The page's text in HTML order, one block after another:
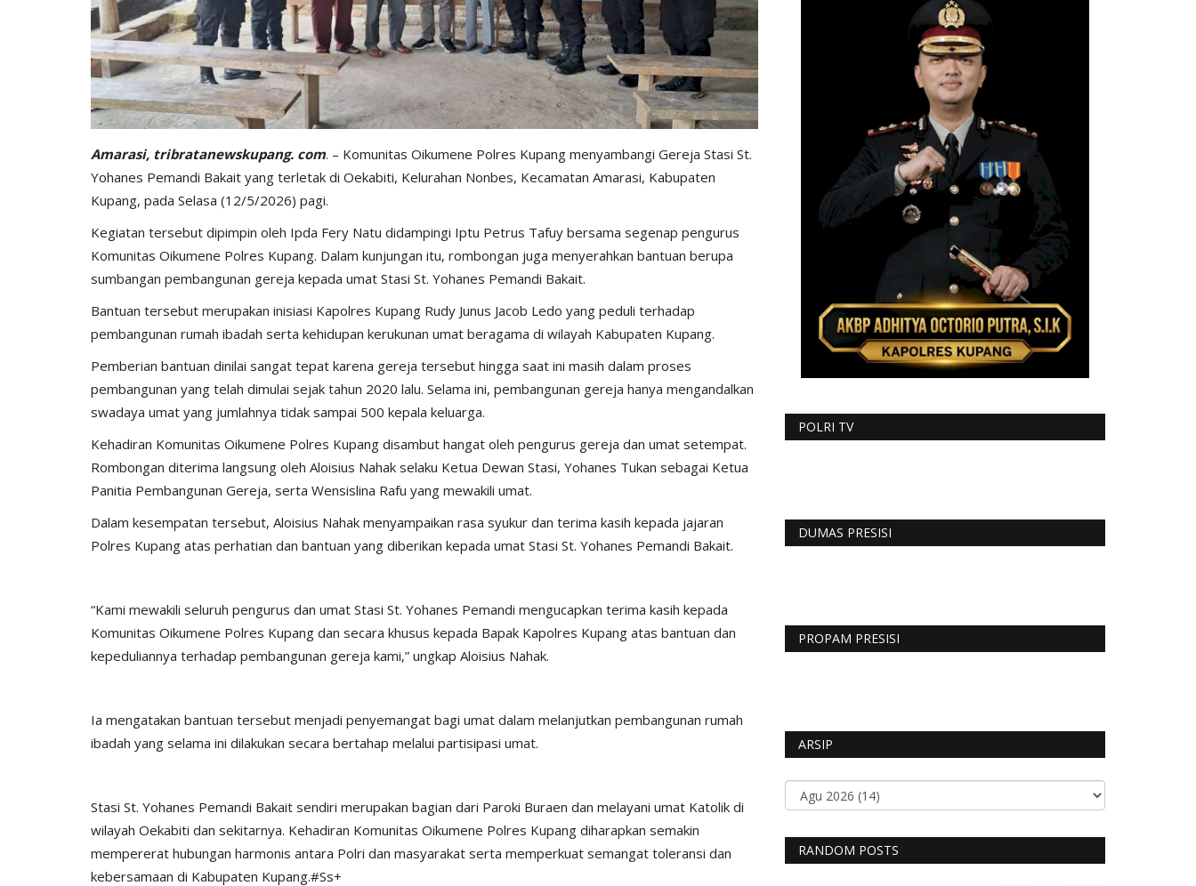
Amarasi, tribratanewskupang. com. – Komunitas Oikumene Polres Kupang menyambangi Gereja Stasi St.
Yohanes Pemandi Bakait yang terletak di Oekabiti, Kelurahan Nonbes, Kecamatan Amarasi, Kabupaten
Kupang, pada Selasa (12/5/2026) pagi.
Kegiatan tersebut dipimpin oleh Ipda Fery Natu didampingi Iptu Petrus Tafuy bersama segenap pengurus
Komunitas Oikumene Polres Kupang. Dalam kunjungan itu, rombongan juga menyerahkan bantuan berupa
sumbangan pembangunan gereja kepada umat Stasi St. Yohanes Pemandi Bakait.
Bantuan tersebut merupakan inisiasi Kapolres Kupang Rudy Junus Jacob Ledo yang peduli terhadap
pembangunan rumah ibadah serta kehidupan kerukunan umat beragama di wilayah Kabupaten Kupang.
Pemberian bantuan dinilai sangat tepat karena gereja tersebut hingga saat ini masih dalam proses
pembangunan yang telah dimulai sejak tahun 2020 lalu. Selama ini, pembangunan gereja hanya mengandalkan
swadaya umat yang jumlahnya tidak sampai 500 kepala keluarga.
Kehadiran Komunitas Oikumene Polres Kupang disambut hangat oleh pengurus gereja dan umat setempat.
Rombongan diterima langsung oleh Aloisius Nahak selaku Ketua Dewan Stasi, Yohanes Tukan sebagai Ketua
Panitia Pembangunan Gereja, serta Wensislina Rafu yang mewakili umat.
Dalam kesempatan tersebut, Aloisius Nahak menyampaikan rasa syukur dan terima kasih kepada jajaran
Polres Kupang atas perhatian dan bantuan yang diberikan kepada umat Stasi St. Yohanes Pemandi Bakait.
“Kami mewakili seluruh pengurus dan umat Stasi St. Yohanes Pemandi mengucapkan terima kasih kepada
Komunitas Oikumene Polres Kupang dan secara khusus kepada Bapak Kapolres Kupang atas bantuan dan
kepeduliannya terhadap pembangunan gereja kami,” ungkap Aloisius Nahak.
Ia mengatakan bantuan tersebut menjadi penyemangat bagi umat dalam melanjutkan pembangunan rumah
ibadah yang selama ini dilakukan secara bertahap melalui partisipasi umat.
Stasi St. Yohanes Pemandi Bakait sendiri merupakan bagian dari Paroki Buraen dan melayani umat Katolik di
wilayah Oekabiti dan sekitarnya. Kehadiran Komunitas Oikumene Polres Kupang diharapkan semakin
mempererat hubungan harmonis antara Polri dan masyarakat serta memperkuat semangat toleransi dan
kebersamaan di Kabupaten Kupang.#Ss+
POLRI TV
DUMAS PRESISI
PROPAM PRESISI
ARSIP
RANDOM POSTS